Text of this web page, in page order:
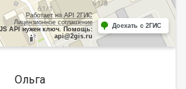
Работает на API 2ГИС
Лицензионное соглашение
API нужен ключ. Помощь:
api@2gis.ru
Доехать с 2ГИС
Ольга